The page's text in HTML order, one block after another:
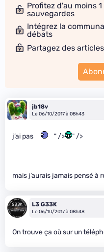
Profitez d'au moins
sauvegardes
Intégrez la
débats
Partagez des
jb18v
Le 06/10/2017 à 08h43
j’ai pas " /> " />
mais j’aurais jamais pensé à
L3 G33K
Le 06/10/2017 à 08h48
On trouve ça où sur un